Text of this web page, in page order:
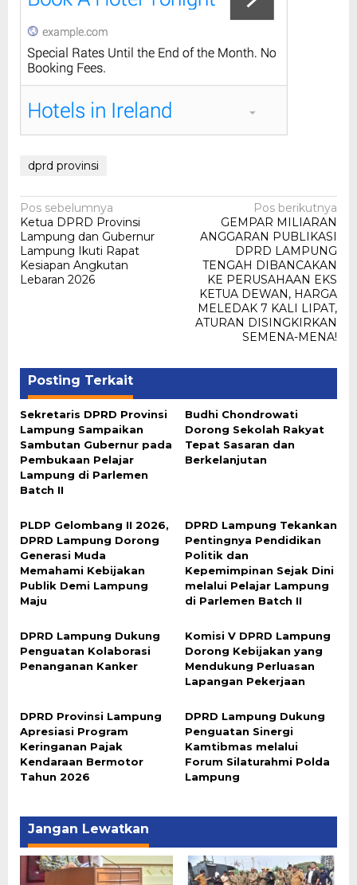
dprd provinsi
Navigasi
pos
Pos sebelumnya
Ketua DPRD Provinsi
Lampung dan Gubernur
Lampung Ikuti Rapat
Kesiapan Angkutan
Lebaran 2026
Pos berikutnya
GEMPAR MILIARAN
ANGGARAN PUBLIKASI
DPRD LAMPUNG
TENGAH DIBANCAKAN
KE PERUSAHAAN EKS
KETUA DEWAN, HARGA
MELEDAK 7 KALI LIPAT,
ATURAN DISINGKIRKAN
SEMENA-MENA!
Posting Terkait
Sekretaris DPRD Provinsi
Lampung Sampaikan
Sambutan Gubernur pada
Pembukaan Pelajar
Lampung di Parlemen
Batch II
Budhi Chondrowati
Dorong Sekolah Rakyat
Tepat Sasaran dan
Berkelanjutan
PLDP Gelombang II 2026,
DPRD Lampung Dorong
Generasi Muda
Memahami Kebijakan
Publik Demi Lampung
Maju
DPRD Lampung Tekankan
Pentingnya Pendidikan
Politik dan
Kepemimpinan Sejak Dini
melalui Pelajar Lampung
di Parlemen Batch II
DPRD Lampung Dukung
Penguatan Kolaborasi
Penanganan Kanker
Komisi V DPRD Lampung
Dorong Kebijakan yang
Mendukung Perluasan
Lapangan Pekerjaan
DPRD Provinsi Lampung
Apresiasi Program
Keringanan Pajak
Kendaraan Bermotor
Tahun 2026
DPRD Lampung Dukung
Penguatan Sinergi
Kamtibmas melalui
Forum Silaturahmi Polda
Lampung
Jangan Lewatkan